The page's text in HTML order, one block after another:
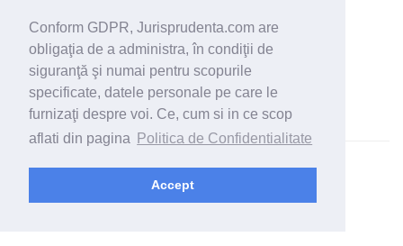
Conform GDPR, Jurisprudenta.com are
obligaţia de a administra, în condiţii de
siguranţă şi numai pentru scopurile
specificate, datele personale pe care le
furnizaţi despre voi. Ce, cum si in ce scop
aflati din pagina
Politica de Confidentialitate
Accept
© 2026 - Jurisprudenta.com -Cautare-Termeni si conditii